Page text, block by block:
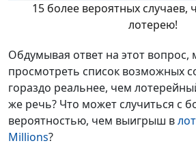
15 более вероятных
лотерею!
Обдумывая ответ на этот вопрос,
просмотреть список возможных
гораздо реальнее, чем
же речь? Что может случиться с
вероятностью, чем выигрыш в
Millions?